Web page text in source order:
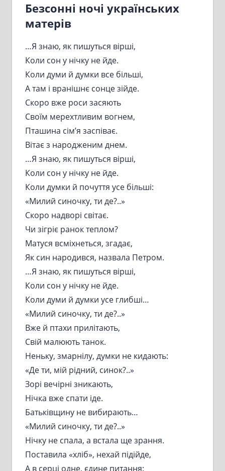
Безсонні ночі українських
матерів
…Я знаю, як пишуться вірші,
Коли сон у нічку не йде.
Коли думи й думки все більші,
А там і вранішнє сонце зійде.
Скоро вже роси засяють
Своїм мерехтливим вогнем,
Пташина сім’я заспіває.
Вітає з народженим днем.
…Я знаю, як пишуться вірші,
Коли сон у нічку не йде.
Коли думки й почуття усе більші:
«Милий синочку, ти де?..»
Скоро надворі світає.
Чи зігріє ранок теплом?
Матуся всміхнеться, згадає,
Як син народився, назвала Петром.
…Я знаю, як пишуться вірші,
Коли сон у нічку не йде.
Коли думи й думки усе глибші…
«Милий синочку, ти де?..»
Вже й птахи прилітають,
Свій малюють танок.
Неньку, змарнілу, думки не кидають:
«Де ти, мій рідний, синок?..»
Зорі вечірні зникають,
Нічка вже спати іде.
Батьківщину не вибирають…
«Милий синочку, ти де?..»
Нічку не спала, а встала ще зрання.
Поставила «хліб», нехай підійде,
А в серці одне, єдине питання: